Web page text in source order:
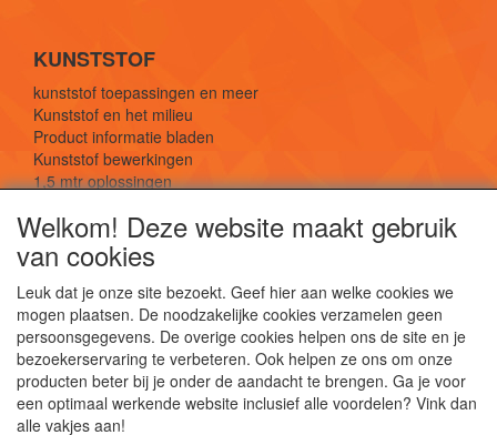
KUNSTSTOF
kunststof toepassingen en meer
Kunststof en het milieu
Product informatie bladen
Kunststof bewerkingen
1,5 mtr oplossingen
SOCIALE MEDIA
De webshop voor kunststof platen, folies, buizen
Welkom! Deze website maakt gebruik
van cookies
Leuk dat je onze site bezoekt. Geef hier aan welke cookies we
mogen plaatsen. De noodzakelijke cookies verzamelen geen
persoonsgegevens. De overige cookies helpen ons de site en je
bezoekerservaring te verbeteren. Ook helpen ze ons om onze
producten beter bij je onder de aandacht te brengen. Ga je voor
een optimaal werkende website inclusief alle voordelen? Vink dan
alle vakjes aan!